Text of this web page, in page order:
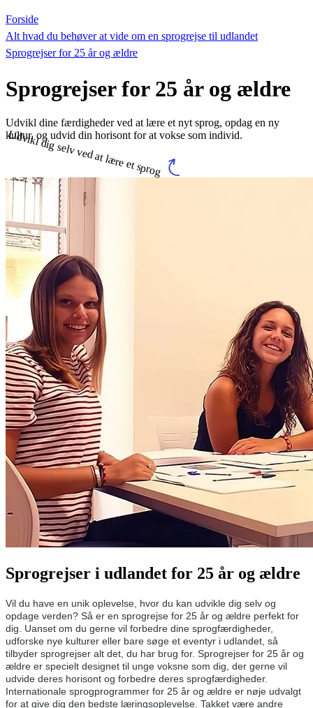
Forside
Alt hvad du behøver at vide om en sprogrejse til udlandet
Sprogrejser for 25 år og ældre
Sprogrejser for 25 år og ældre
Udvikl dine færdigheder ved at lære et nyt sprog, opdag en ny
kultur, og udvid din horisont for at vokse som individ.
Udvikl dig selv ved at lære et sprog
Sprogrejser i udlandet for 25 år og ældre
Vil du have en unik oplevelse, hvor du kan udvikle dig selv og
opdage verden? Så er en sprogrejse for 25 år og ældre perfekt for
dig. Uanset om du gerne vil forbedre dine sprogfærdigheder,
udforske nye kulturer eller bare søge et eventyr i udlandet, så
tilbyder sprogrejser alt det, du har brug for. Sprogrejser for 25 år og
ældre er specielt designet til unge voksne som dig, der gerne vil
udvide deres horisont og forbedre deres sprogfærdigheder.
Internationale sprogprogrammer for 25 år og ældre er nøje udvalgt
for at give dig den bedste læringsoplevelse. Takket være andre